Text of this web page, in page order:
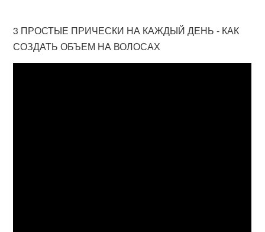
3 ПРОСТЫЕ ПРИЧЕСКИ НА КАЖДЫЙ ДЕНЬ - КАК
СОЗДАТЬ ОБЪЕМ НА ВОЛОСАХ